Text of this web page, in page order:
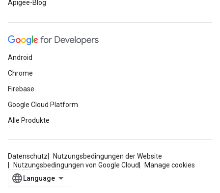
Apigee-Blog
Android
Chrome
Firebase
Google Cloud Platform
Alle Produkte
Datenschutz
Nutzungsbedingungen der Website
Nutzungsbedingungen von Google Cloud
Manage cookies